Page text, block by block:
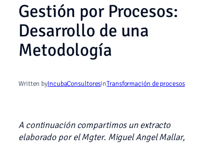
Gestión por Procesos:
Desarrollo de una
Metodología
Written byIncubaConsultoresinTransformación de procesos
A continuación compartimos un extracto
elaborado por elMgter. Miguel Angel Mallar,